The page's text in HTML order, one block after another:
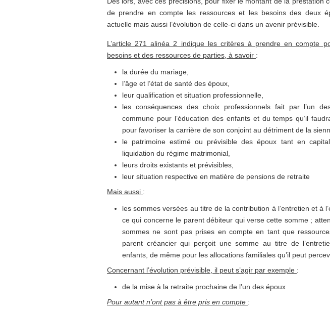
de prendre en compte les ressources et les besoins des deux
actuelle mais aussi l’évolution de celle-ci dans un avenir prévisible.
L’article 271 alinéa 2 indique les critères à prendre en compte
besoins et des ressources de parties, à savoir :
la durée du mariage,
l’âge et l’état de santé des époux,
leur qualification et situation professionnelle,
les conséquences des choix professionnels fait par l’un
commune pour l’éducation des enfants et du temps qu’il
pour favoriser la carrière de son conjoint au détriment de la
le patrimoine estimé ou prévisible des époux tant en
liquidation du régime matrimonial,
leurs droits existants et prévisibles,
leur situation respective en matière de pensions de retraite
Mais aussi :
les sommes versées au titre de la contribution à l’entretien et à
ce qui concerne le parent débiteur qui verse cette somme ;
sommes ne sont pas prises en compte en tant que
parent créancier qui perçoit une somme au titre de
enfants, de même pour les allocations familiales qu’il peut
Concernant l’évolution prévisible, il peut s’agir par exemple :
de la mise à la retraite prochaine de l’un des époux
Pour autant n’ont pas à être pris en compte :